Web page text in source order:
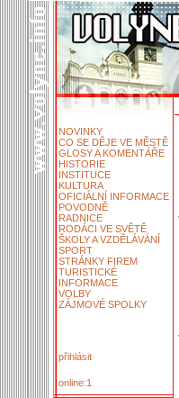
NOVINKY
CO SE DĚJE VE MĚSTĚ
GLOSY A KOMENTÁŘE
HISTORIE
INSTITUCE
KULTURA
OFICIÁLNÍ INFORMACE
POVODNĚ
RADNICE
RODÁCI VE SVĚTĚ
ŠKOLY A VZDĚLÁVÁNÍ
SPORT
STRÁNKY FIREM
TURISTICKÉ
INFORMACE
VOLBY
ZÁJMOVÉ SPOLKY
přihlásit
online:1